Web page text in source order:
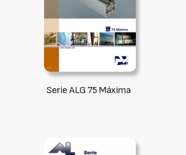
Serie ALG 75 Máxima